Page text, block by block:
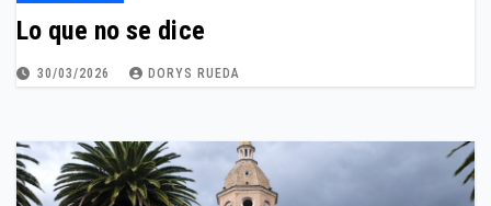
Lo que no se dice
30/03/2026 DORYS RUEDA